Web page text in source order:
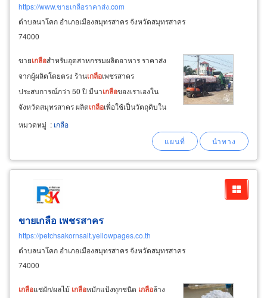
https://www.ขายเกลือราคาส่ง.com
ตำบลนาโคก อำเภอเมืองสมุทรสาคร จังหวัดสมุทรสาคร
74000
ขายเกลือสำหรับอุตสาหกรรมผลิตอาหาร ราคาส่ง
จากผู้ผลิตโดยตรง ร้านเกลือเพชรสาคร
ประสบการณ์กว่า 50 ปี มีนาเกลือของเราเองใน
จังหวัดสมุทรสาคร ผลิตเกลือเพื่อใช้เป็นวัตถุดิบใน
การปรุงอาหารเกลือ
เครื่องปรุง นำไปใช้ทำอาหารแปรรูปต่างๆ เช่น
หมัก
น้ำปลา
หมวดหมู่ : เกลือ
ขายเกลือ เพชรสาคร
https://petchsakornsalt.yellowpages.co.th
ตำบลนาโคก อำเภอเมืองสมุทรสาคร จังหวัดสมุทรสาคร
74000
เกลือแช่ผัก/ผลไม้ เกลือหมักแป้งทุกชนิด เกลือล้าง